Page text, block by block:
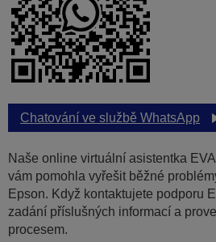
Chatování ve službě WhatsApp
Naše online virtuální asistentka
vám pomohla vyřešit běžné
Epson. Když kontaktujete podporu
zadání příslušných informací a
procesem.